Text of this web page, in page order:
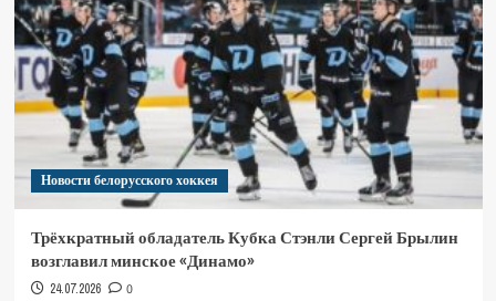
Новости белорусского хоккея
Трёхкратный обладатель Кубка Стэнли Сергей Брылин
возглавил минское «Динамо»
24.07.2026 0